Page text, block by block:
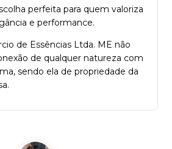
perfeita para quem valoriza
e performance.
de Essências Ltda. ME não
de qualquer natureza com
sendo ela de propriedade da